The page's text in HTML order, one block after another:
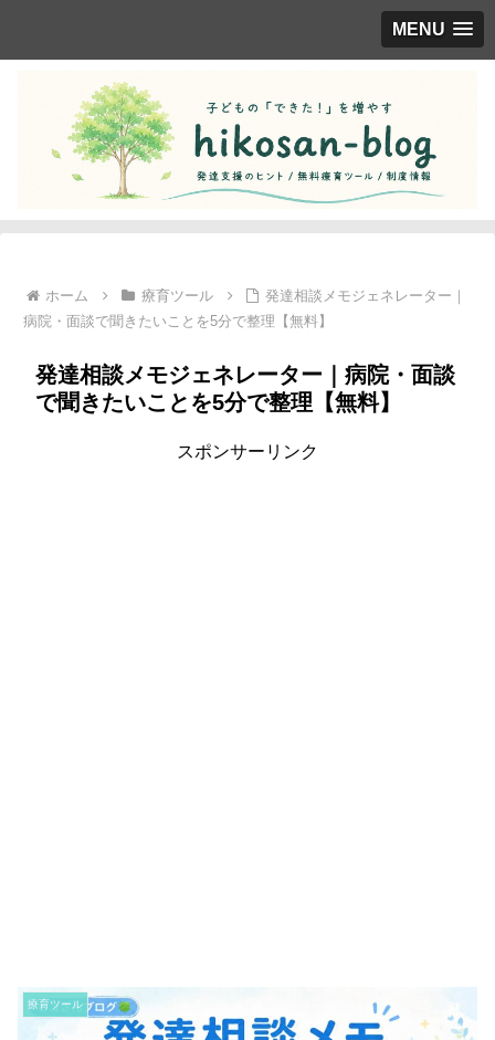
MENU
ホーム 療育ツール
発達相談メモジェネレーター｜
病院・面談で聞きたいことを5分で整理【無料】
発達相談メモジェネレーター｜病院・面談
で聞きたいことを5分で整理【無料】
スポンサーリンク
療育ツール